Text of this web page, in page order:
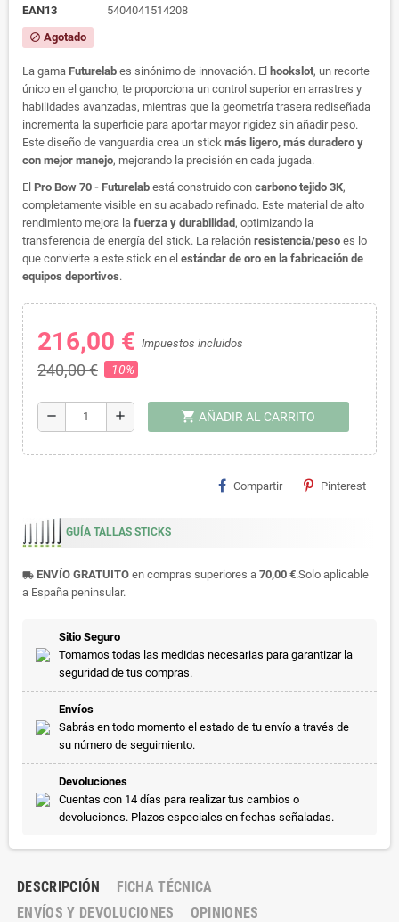
EAN13
5404041514208
block Agotado
La gama Futurelab es sinónimo de innovación. El hookslot, un recorte
único en el gancho, te proporciona un control superior en arrastres y
habilidades avanzadas, mientras que la geometría trasera rediseñada
incrementa la superficie para aportar mayor rigidez sin añadir peso.
Este diseño de vanguardia crea un stick más ligero, más duradero y
con mejor manejo, mejorando la precisión en cada jugada.
El Pro Bow 70 - Futurelab está construido con carbono tejido 3K,
completamente visible en su acabado refinado. Este material de alto
rendimiento mejora la fuerza y durabilidad, optimizando la
transferencia de energía del stick. La relación resistencia/peso es lo
que convierte a este stick en el estándar de oro en la fabricación de
equipos deportivos.
216,00 € Impuestos incluidos
240,00 € -10%
remove add shopping_cart AÑADIR AL CARRITO
Compartir Pinterest
GUÍA TALLAS STICKS
local_shipping ENVÍO GRATUITO en compras superiores a 70,00 €.Solo aplicable
a España peninsular.
Sitio Seguro
Tomamos todas las medidas necesarias para garantizar la
seguridad de tus compras.
Envíos
Sabrás en todo momento el estado de tu envío a través de
su número de seguimiento.
Devoluciones
Cuentas con 14 días para realizar tus cambios o
devoluciones. Plazos especiales en fechas señaladas.
DESCRIPCIÓN
FICHA TÉCNICA
ENVÍOS Y DEVOLUCIONES
OPINIONES